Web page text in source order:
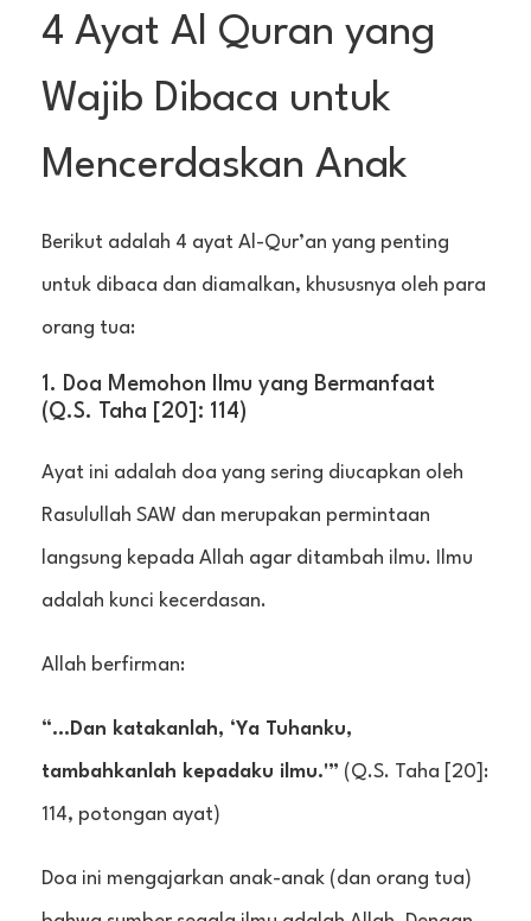
4 Ayat Al Quran yang
Wajib Dibaca untuk
Mencerdaskan Anak
Berikut adalah 4 ayat Al-Qur’an yang penting
untuk dibaca dan diamalkan, khususnya oleh para
orang tua:
1. Doa Memohon Ilmu yang Bermanfaat
(Q.S. Taha [20]: 114)
Ayat ini adalah doa yang sering diucapkan oleh
Rasulullah SAW dan merupakan permintaan
langsung kepada Allah agar ditambah ilmu. Ilmu
adalah kunci kecerdasan.
Allah berfirman:
“…Dan katakanlah, ‘Ya Tuhanku,
tambahkanlah kepadaku ilmu.'” (Q.S. Taha [20]:
114, potongan ayat)
Doa ini mengajarkan anak-anak (dan orang tua)